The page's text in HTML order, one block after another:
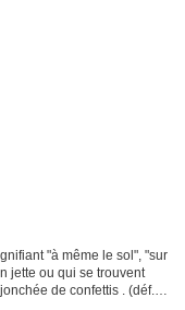
"à même le sol", "sur
jette ou qui se trouvent
de confettis . (déf.